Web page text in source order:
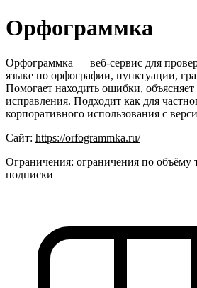
Орфограммка
Орфограммка — веб-сервис для
языке по орфографии, пунктуации,
Помогает находить ошибки, объясняет
исправления. Подходит как для
корпоративного использования с
Сайт: https://orfogrammka.ru/
Ограничения: ограничения по объёму
подписки